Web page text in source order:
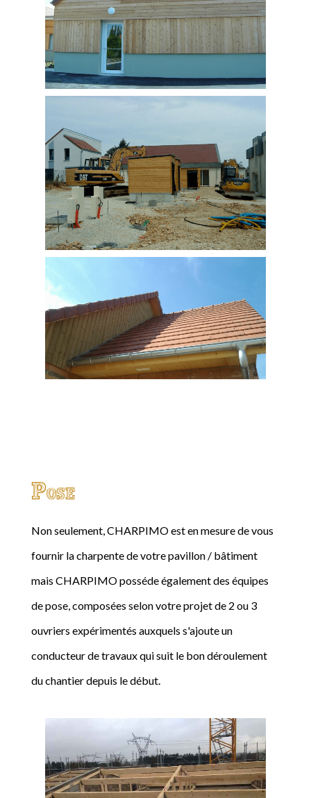
Pose
Non seulement, CHARPIMO est en mesure de vous
fournir la charpente de votre pavillon / bâtiment
mais CHARPIMO posséde également des équipes
de pose, composées selon votre projet de 2 ou 3
ouvriers expérimentés auxquels s'ajoute un
conducteur de travaux qui suit le bon déroulement
du chantier depuis le début.